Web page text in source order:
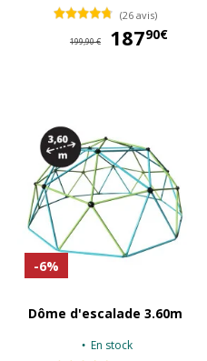
(26 avis)
199,90 € 18790€
-6%
Dôme d'escalade 3.60m
En stock